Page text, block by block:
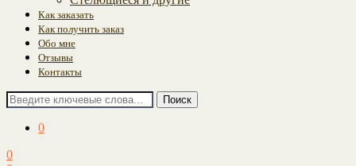
Как заказать
Как получить заказ
Обо мне
Отзывы
Контакты
Поиск
0
0